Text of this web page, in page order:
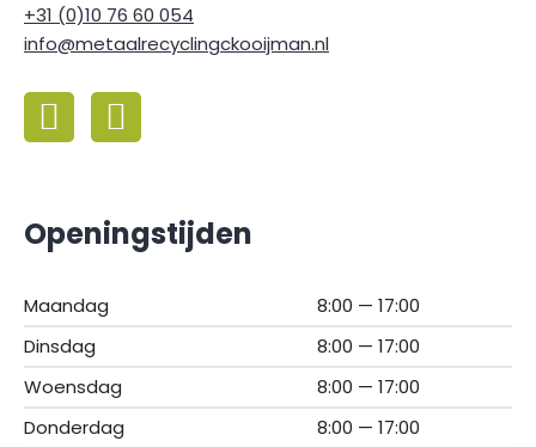
+31 (0)10 76 60 054
info@metaalrecyclingckooijman.nl
Openingstijden
Maandag
8:00 — 17:00
Dinsdag
8:00 — 17:00
Woensdag
8:00 — 17:00
Donderdag
8:00 — 17:00